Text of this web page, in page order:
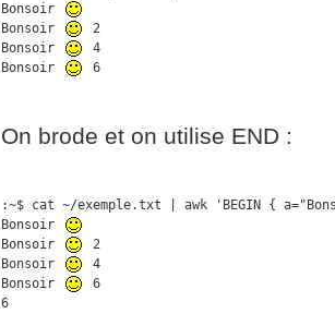
Bonsoir
Bonsoir
2
Bonsoir
4
Bonsoir
6
On brode et on utilise END :
:~$ cat ~/exemple.txt | awk 'BEGIN {
Bonsoir
Bonsoir
2
Bonsoir
4
Bonsoir
6
6